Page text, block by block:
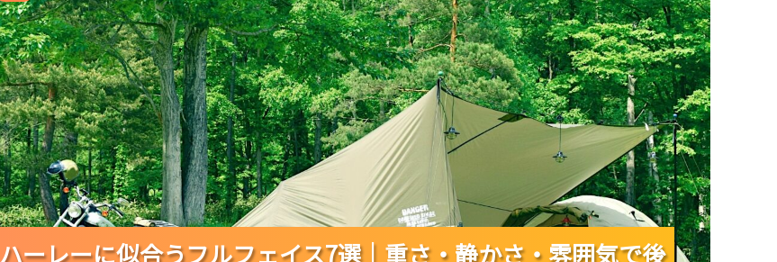
ハーレーに似合うフルフェイス7選｜重さ・静かさ・雰囲気で後
ハーレーに似合うフルフェイス7選｜重さ・静かさ・雰囲気で後
ハーレーに似合うフルフェイス7選｜重さ・静かさ・雰囲気で後